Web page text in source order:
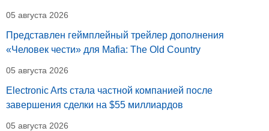
05 августа 2026
Представлен геймплейный трейлер дополнения
«Человек чести» для Mafia: The Old Country
05 августа 2026
Electronic Arts стала частной компанией после
завершения сделки на $55 миллиардов
05 августа 2026